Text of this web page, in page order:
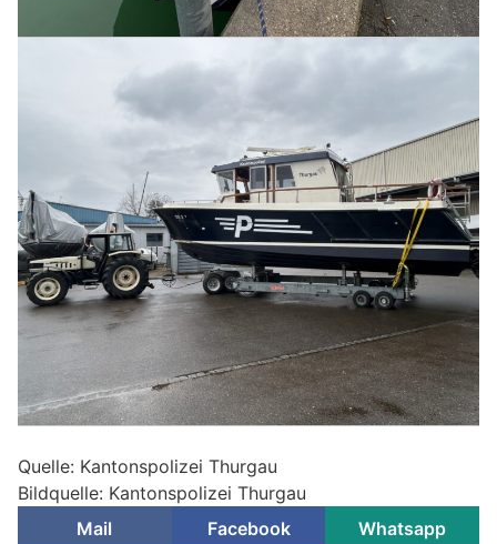
Quelle: Kantonspolizei Thurgau
Bildquelle: Kantonspolizei Thurgau
Mail
Facebook Whatsapp